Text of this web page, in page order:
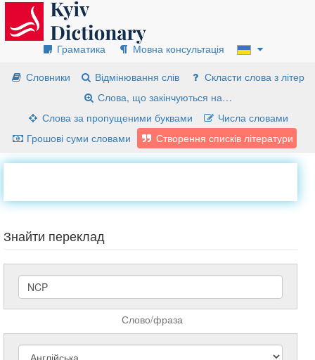
Граматика
Мовна консультація
Словники
Відмінювання слів
Скласти слова з літер
Слова, що закінчуються на…
Слова за пропущеними буквами
Числа словами
Грошові суми словами
Створення списків літератури
Знайти переклад
Слово/фраза